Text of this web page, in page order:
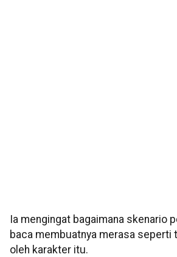
Ia mengingat bagaimana skenario
baca membuatnya merasa seperti
oleh karakter itu.